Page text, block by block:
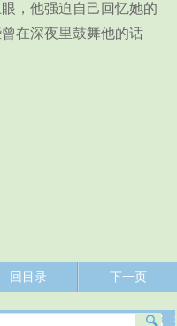
，他强迫自己回忆她的
在深夜里鼓舞他的话
回目录 下一页